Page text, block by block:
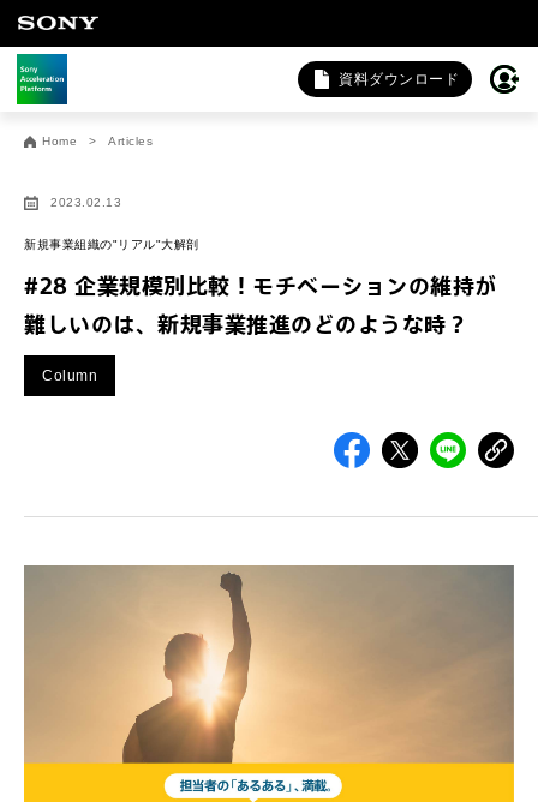
資料ダウンロード
Home Articles
2023.02.13
新規事業組織の"リアル"大解剖
#28 企業規模別比較！モチベーションの維持が
難しいのは、新規事業推進のどのような時？
Column
お問い合わせ
法人向けサービスに関するご相談・お問い合わせは以下のボタ
法人お問い合わせ
FAQ&個人お問い合わせは以下のボタンからお願いします。
FAQ & 個人お問い合わせ